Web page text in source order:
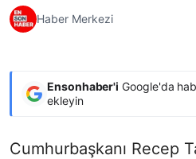
Haber Merkezi
Ensonhaber'i Google'da
ekleyin
Cumhurbaşkanı Recep